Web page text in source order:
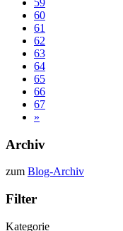
59
60
61
62
63
64
65
66
67
»
Archiv
zum Blog-Archiv
Filter
Kategorie